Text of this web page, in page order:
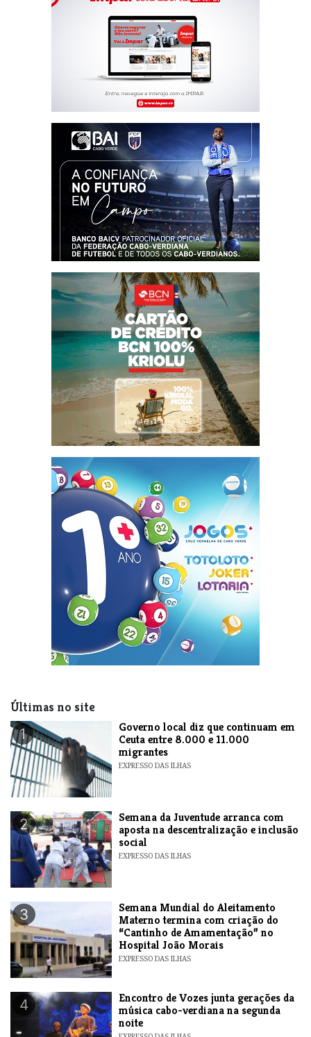
Últimas no site
1
​Governo local diz que continuam em
Ceuta entre 8.000 e 11.000
migrantes
EXPRESSO DAS ILHAS
2
Semana da Juventude arranca com
aposta na descentralização e inclusão
social
EXPRESSO DAS ILHAS
3
Semana Mundial do Aleitamento
Materno termina com criação do
“Cantinho de Amamentação” no
Hospital João Morais
EXPRESSO DAS ILHAS
4
Encontro de Vozes junta gerações da
música cabo-verdiana na segunda
noite